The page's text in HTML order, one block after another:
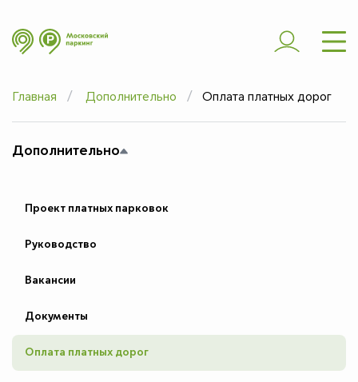
ШТРАФЫ
ЧАСТЫЕ ВОПРОСЫ
ЛИЦАМ
Главная Дополнительно Оплата платных дорог
Дополнительно
Проект платных парковок
Руководство
Вакансии
Документы
Оплата платных дорог